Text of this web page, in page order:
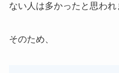
ない人は多かったと思われ
そのため、